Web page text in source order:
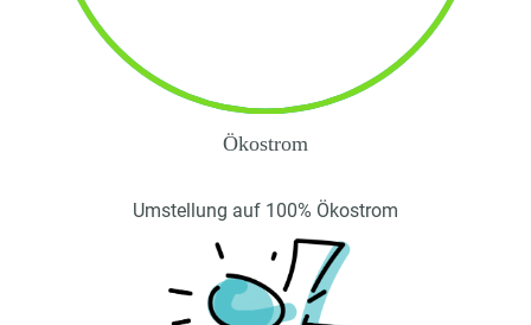
Ökostrom
Umstellung auf 100% Ökostrom